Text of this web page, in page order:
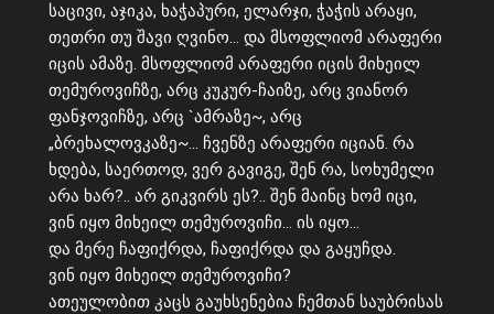
საცივი, აჯიკა, ხაჭაპური, ელარჯი, ჭაჭის არაყი,
თეთრი თუ შავი ღვინო… და მსოფლიომ არაფერი
იცის ამაზე. მსოფლიომ არაფერი იცის მიხეილ
თემუროვიჩზე, არც კუკურ-ჩაიზე, არც ვიანორ
ფანჯოვიჩზე, არც `ამრაზე~, არც
„ბრეხალოვკაზე~… ჩვენზე არაფერი იციან. რა
ხდება, საერთოდ, ვერ გავიგე, შენ რა, სოხუმელი
არა ხარ?.. არ გიკვირს ეს?.. შენ მაინც ხომ იცი,
ვინ იყო მიხეილ თემუროვიჩი… ის იყო…
და მერე ჩაფიქრდა, ჩაფიქრდა და გაყუჩდა.
ვინ იყო მიხეილ თემუროვიჩი?
ათეულობით კაცს გაუხსენებია ჩემთან საუბრისას